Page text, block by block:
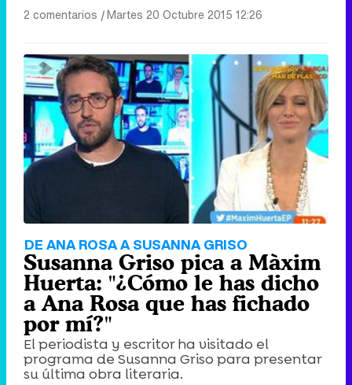
2 comentarios |Martes 20 Octubre 2015 12:26
DE ANA ROSA A SUSANNA GRISO
Susanna Griso pica a Màxim
Huerta: "¿Cómo le has dicho
a Ana Rosa que has fichado
por mí?"
El periodista y escritor ha visitado el
programa de Susanna Griso para presentar
su última obra literaria.